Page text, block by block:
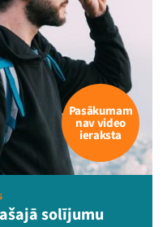
Pasākumam
nav video
ieraksta
solījumu